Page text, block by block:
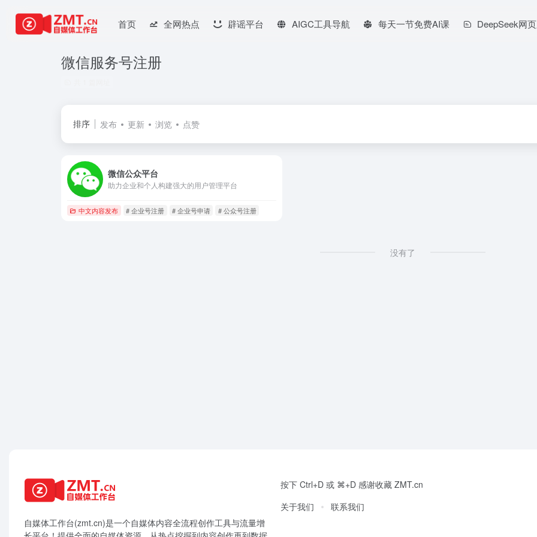
首页 全网热点 辟谣平台 AIGC工具导航 每天一节免费AI课 DeepSeek网
微信服务号注册
排序 发布 更新 浏览 点赞
微信公众平台
助力企业和个人构建强大的用户管理平台
中文内容发布 # 企业号注册 # 企业号申请 # 公众号注册
没有了
自媒体工作台(zmt.cn)是一个自媒体内容全流程创作工具与流量增
按下 Ctrl+D 或 ⌘+D 感谢收藏 ZMT.cn
关于我们
联系我们